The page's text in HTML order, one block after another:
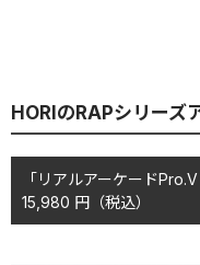
HORIのRAPシリーズ
「リアルアーケード
15,980 円 （税込）